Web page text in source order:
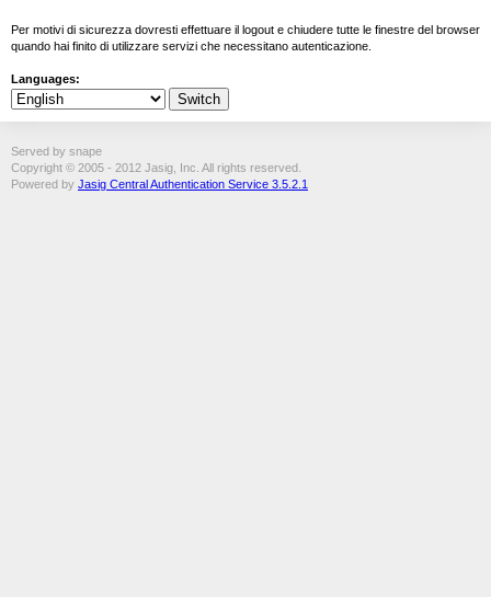
Per motivi di sicurezza dovresti effettuare il logout e chiudere tutte le finestre del browser
quando hai finito di utilizzare servizi che necessitano autenticazione.
Languages:
Served by snape
Copyright © 2005 - 2012 Jasig, Inc. All rights reserved.
Powered by Jasig Central Authentication Service 3.5.2.1